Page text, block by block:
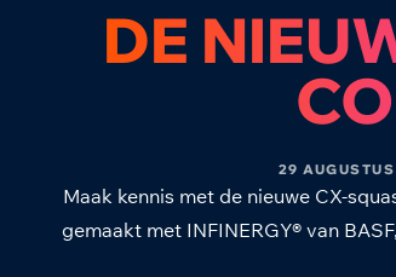
DE
29
Maak kennis met de nieuwe CX-
gemaakt met INFINERGY® van